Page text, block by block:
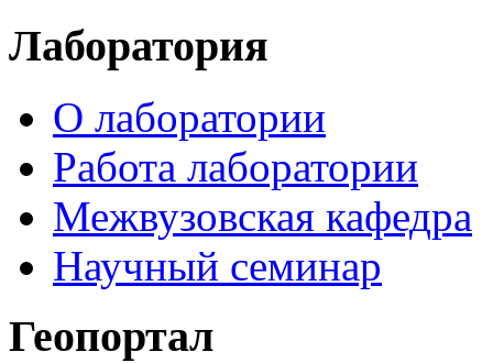
Лаборатория
О лаборатории
Работа лаборатории
Межвузовская кафедра
Научный семинар
Геопортал